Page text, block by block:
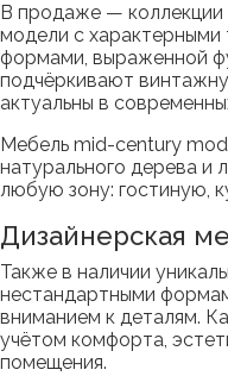
В продаже — коллекции
модели с
формами, выраженной
подчёркивают
актуальны в
Мебель mid-century
натурального дерева и
любую зону: гостиную,
Дизайнерская
Также в наличии
нестандартными
вниманием к деталям.
учётом комфорта,
помещения.